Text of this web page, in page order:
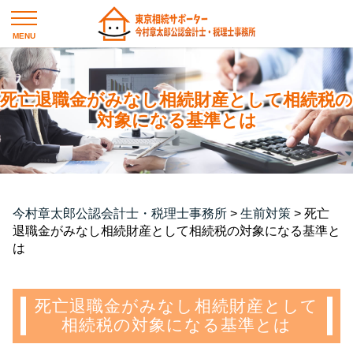
死亡退職金がみなし相続財産として相続税の
対象になる基準とは
今村章太郎公認会計士・税理士事務所 > 生前対策 > 死亡
退職金がみなし相続財産として相続税の対象になる基準と
は
死亡退職金がみなし相続財産として
相続税の対象になる基準とは